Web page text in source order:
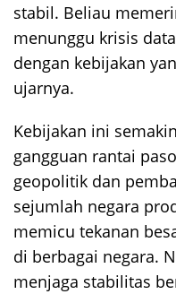
stabil. Beliau
menunggu krisis
dengan kebijakan
ujarnya.
Kebijakan ini
gangguan rantai
geopolitik dan
sejumlah negara
memicu tekanan
di berbagai negara.
menjaga stabilitas